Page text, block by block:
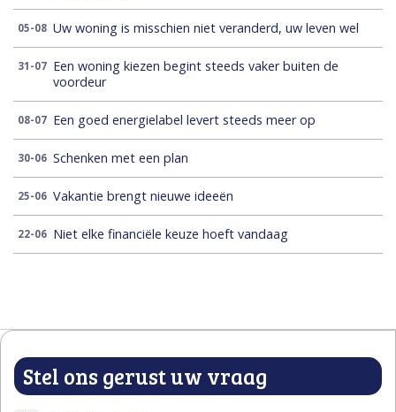
05-08 Uw woning is misschien niet veranderd, uw leven wel
31-07 Een woning kiezen begint steeds vaker buiten de
voordeur
08-07 Een goed energielabel levert steeds meer op
30-06 Schenken met een plan
25-06 Vakantie brengt nieuwe ideeën
22-06 Niet elke financiële keuze hoeft vandaag
Stel ons gerust uw vraag